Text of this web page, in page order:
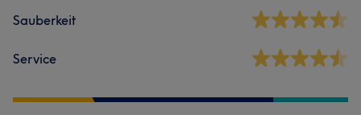
Sauberkeit
Service